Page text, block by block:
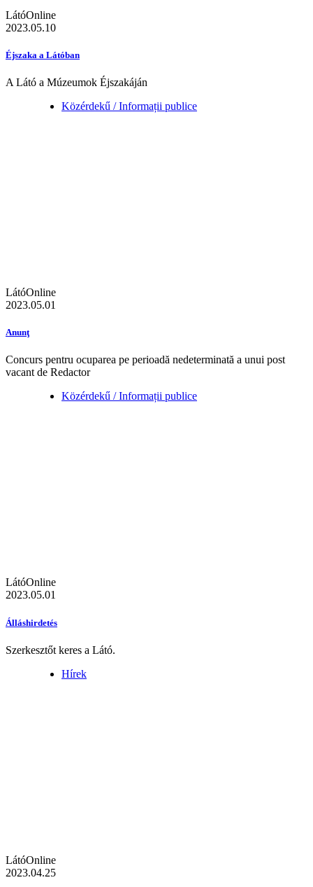
LátóOnline
2023.05.10
Éjszaka a Látóban
A Látó a Múzeumok Éjszakáján
Közérdekű / Informații publice
LátóOnline
2023.05.01
Anunţ
Concurs pentru ocuparea pe perioadă nedeterminată a unui post
vacant de Redactor
Közérdekű / Informații publice
LátóOnline
2023.05.01
Álláshirdetés
Szerkesztőt keres a Látó.
Hírek
LátóOnline
2023.04.25